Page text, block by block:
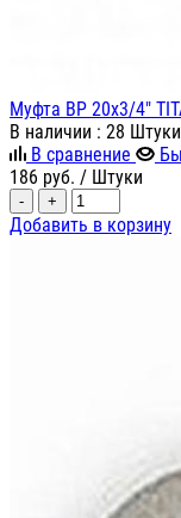
Муфта ВР 20х3/4"
В наличии : 28 Штуки
В сравнение
186 руб. / Штуки
- +
Добавить в корзину